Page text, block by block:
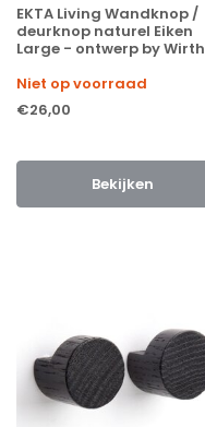
EKTA Living Wandknop /
deurknop naturel Eiken
Large - ontwerp by Wirth
Niet op voorraad
€26,00
Bekijken